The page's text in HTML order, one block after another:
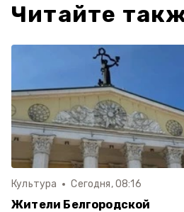
Читайте
Культура Сегодня, 08:16
Жители Белгородской